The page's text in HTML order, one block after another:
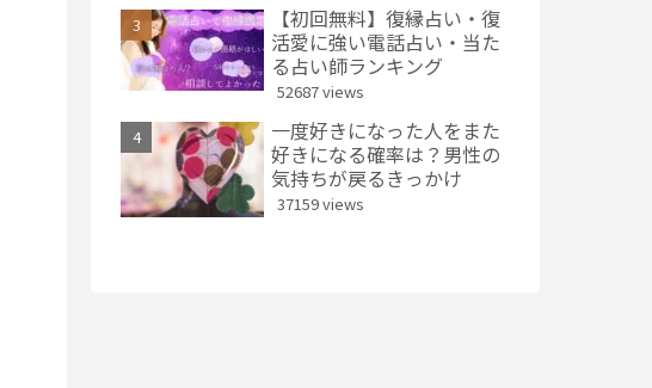
【初回無料】復縁占い・復
活愛に強い電話占い・当た
る占い師ランキング
52687 views
一度好きになった人をまた
好きになる確率は？男性の
気持ちが戻るきっかけ
37159 views